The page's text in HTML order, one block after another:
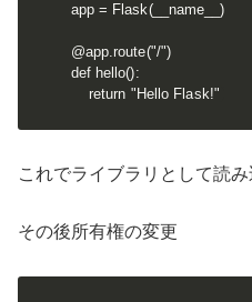
app = Flask(__name__)
@app.route("/")
def hello():
    return "Hello Flask!"
これでライブラリとして読み
その後所有権の変更